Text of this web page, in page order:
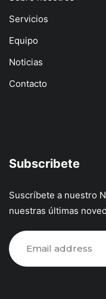
Servicios
Equipo
Noticias
Contacto
Subscribete
Suscríbete a nuestro
nuestras últimas